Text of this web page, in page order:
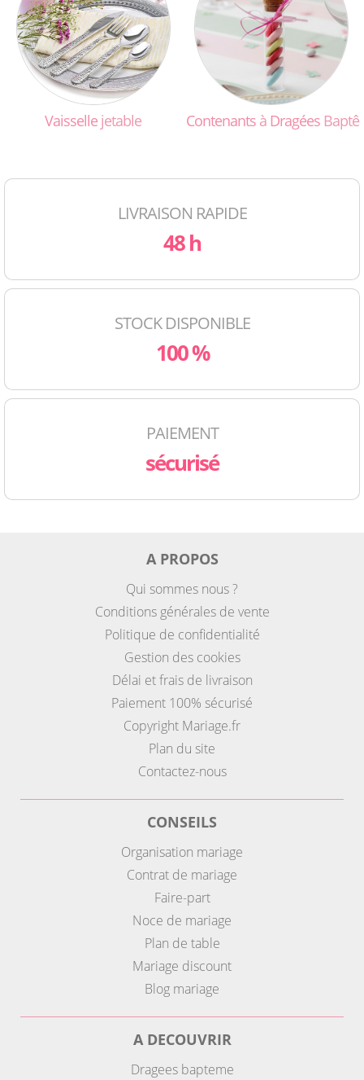
Vaisselle jetable Contenants à Dragées
LIVRAISON RAPIDE
48 h
STOCK DISPONIBLE
100 %
PAIEMENT
sécurisé
A PROPOS
Qui sommes nous ?
Conditions générales de vente
Politique de confidentialité
Gestion des cookies
Délai et frais de livraison
Paiement 100% sécurisé
Copyright Mariage.fr
Plan du site
Contactez-nous
CONSEILS
Organisation mariage
Contrat de mariage
Faire-part
Noce de mariage
Plan de table
Mariage discount
Blog mariage
A DECOUVRIR
Dragees bapteme